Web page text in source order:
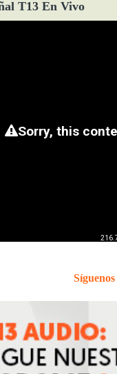
T13 En Vivo
Síguenos